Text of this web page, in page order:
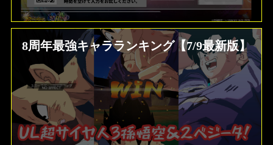
8周年最強キャラランキング【7/9最新版】